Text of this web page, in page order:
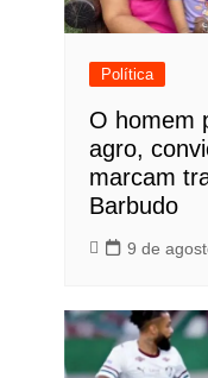
Política
O homem
agro,
marcam
Barbudo
9 de